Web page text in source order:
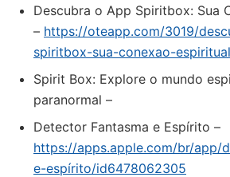
Descubra o App Spiritbox: Sua
– https://oteapp.com/3019/
spiritbox-sua-conexao-
Spirit Box: Explore o mundo
paranormal –
‎Detector Fantasma e Espírito –
https://apps.apple.com/br/app/
e-espírito/id6478062305